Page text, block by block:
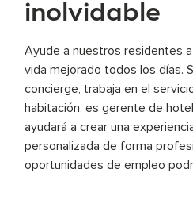
inolvidable
Ayude a nuestros residentes
vida mejorado todos los días.
concierge, trabaja en el
habitación, es gerente de
ayudará a crear una
personalizada de forma
oportunidades de empleo